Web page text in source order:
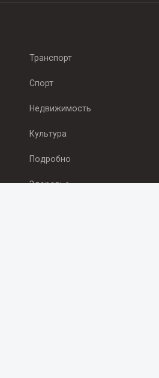
Транспорт
Спорт
Недвижимость
Культура
Подробно
Здоровье